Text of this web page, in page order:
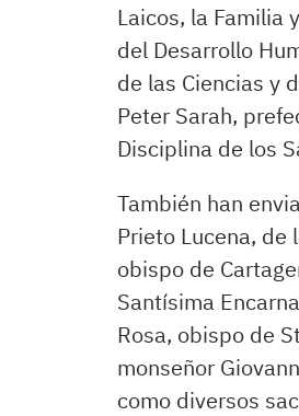
Laicos, la Familia
del Desarrollo
de las Ciencias y
Peter Sarah,
Disciplina de los
También han
Prieto Lucena, de
obispo de
Santísima
Rosa, obispo de
monseñor
como diversos